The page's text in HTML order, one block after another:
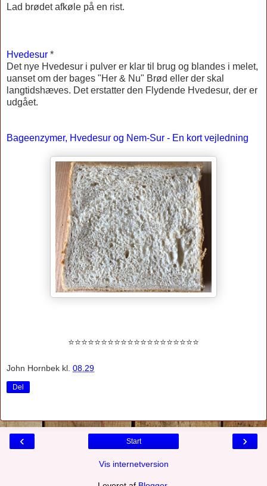
Lad brødet afkøle på en rist.
Hvedesur *
Det nye Hvedesur i pulver er klar til brug og blandes i melet,
uanset om der bages "Her & Nu" Brød eller der skal
langtidshæves. Det erstatter den Flydende Hvedesur, der er
udgået.
Bageenzymer, Hvedesur og Nem-Sur - En kort vejledning
⭐⭐⭐⭐⭐⭐⭐⭐⭐⭐⭐⭐⭐⭐⭐⭐⭐⭐⭐⭐
John Hornbek kl. 08.29
Del
‹ ›
Start
Vis internetversion